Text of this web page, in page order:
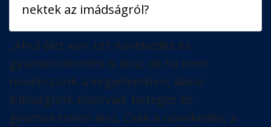
nektek az imádságról?
„Ahol élet van, ott növekedés és
gyümölcstermés is lesz; de ha nem
növekszünk a kegyelemben, akkor
lelkiségünk elsorvad, beteges és
gyümölcstelen lesz. Csak a növekedés, a